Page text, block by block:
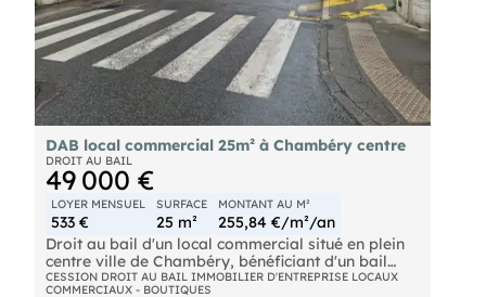
DAB local commercial 25m² à Chambéry centre
DROIT AU BAIL
49 000 €
LOYER MENSUEL
533 €
SURFACE
25 m²
MONTANT AU M²
255,84 €/m²/an
Droit au bail d'un local commercial situé en plein
centre ville de Chambéry, bénéficiant d'un bail
récent , tout commerce autorisé Loyer attractif
CESSION DROIT AU BAIL IMMOBILIER D'ENTREPRISE LOCAUX
COMMERCIAUX - BOUTIQUES